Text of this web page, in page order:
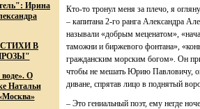
Ирина
В
О
Натальи
Кто-то тронул меня за плечо, я
– капитана 2-го ранга Александра
называли «добрым меценатом»,
таможни и биржевого фонтана»,
гражданским морским богом». Он
чтобы не мешать Юрию Павловичу,
диване, спрятав лицо в поднятый
– Это гениальный поэт, ему негде